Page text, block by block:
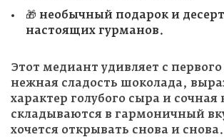
🎁 необычный подарок и
настоящих гурманов.
Этот медиант удивляет с первого
нежная сладость шоколада,
характер голубого сыра и сочная
складываются в гармоничный
хочется открывать снова и снова.